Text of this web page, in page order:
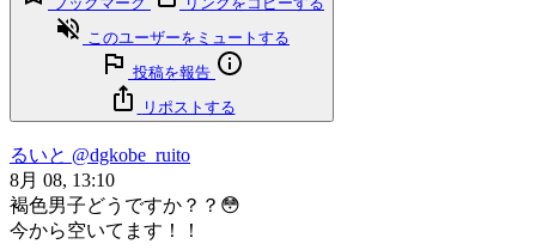
このユーザーをミュートする
投稿を報告
リポストする
るいと @dgkobe_ruito
8月 08, 13:10
褐色男子どうですか？？😳
今から空いてます！！